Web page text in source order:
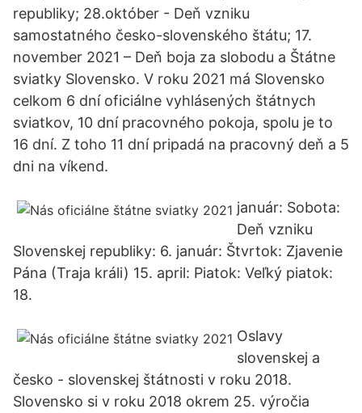
republiky; 28.október - Deň vzniku
samostatného česko-slovenského štátu; 17.
november 2021 – Deň boja za slobodu a Štátne
sviatky Slovensko. V roku 2021 má Slovensko
celkom 6 dní oficiálne vyhlásených štátnych
sviatkov, 10 dní pracovného pokoja, spolu je to
16 dní. Z toho 11 dní pripadá na pracovný deň a 5
dni na víkend.
január: Sobota:
Deň vzniku
Slovenskej republiky: 6. január: Štvrtok: Zjavenie
Pána (Traja králi) 15. april: Piatok: Veľký piatok:
18.
Oslavy
slovenskej a
česko - slovenskej štátnosti v roku 2018.
Slovensko si v roku 2018 okrem 25. výročia